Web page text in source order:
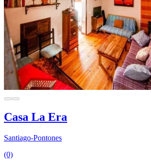
Casa La Era
Santiago-Pontones
(0)